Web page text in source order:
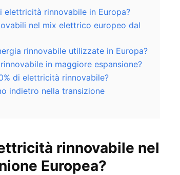
elettricità rinnovabile in Europa?
nel mix elettrico europeo dal
rinnovabile utilizzate in Europa?
in maggiore espansione?
di elettricità rinnovabile?
indietro nella transizione
rinnovabile nel
Europea?